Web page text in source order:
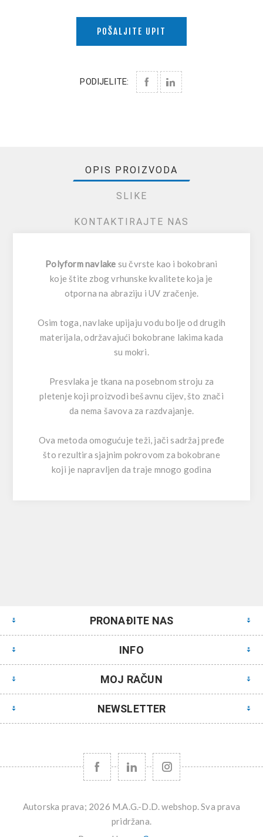
POŠALJITE UPIT
PODIJELITE:
OPIS PROIZVODA
SLIKE
KONTAKTIRAJTE NAS
Polyform navlake su čvrste kao i bokobrani
koje štite zbog vrhunske kvalitete koja je
otporna na abraziju i UV zračenje.
Osim toga, navlake upijaju vodu bolje od drugih
materijala, održavajući bokobrane lakima kada
su mokri.
Presvlaka je tkana na posebnom stroju za
pletenje koji proizvodi bešavnu cijev, što znači
da nema šavova za razdvajanje.
Ova metoda omogućuje teži, jači sadržaj pređe
što rezultira sjajnim pokrovom za bokobrane
koji je napravljen da traje mnogo godina
PRONAĐITE NAS
INFO
MOJ RAČUN
NEWSLETTER
Autorska prava; 2026 M.A.G.-D.D. webshop. Sva prava
pridržana.